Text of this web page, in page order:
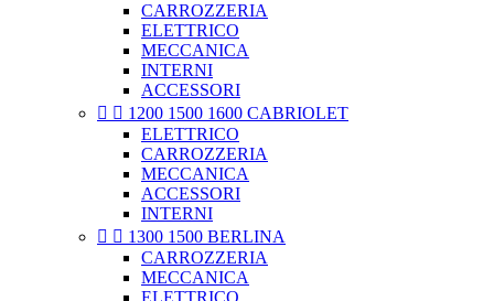
CARROZZERIA
ELETTRICO
MECCANICA
INTERNI
ACCESSORI
  1200 1500 1600 CABRIOLET
ELETTRICO
CARROZZERIA
MECCANICA
ACCESSORI
INTERNI
  1300 1500 BERLINA
CARROZZERIA
MECCANICA
ELETTRICO